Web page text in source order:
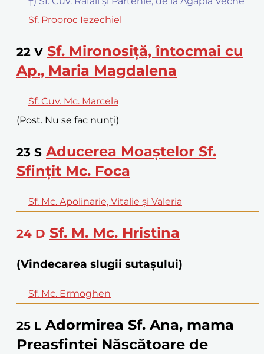
Sf. Prooroc Iezechiel
22 V Sf. Mironosiță, întocmai cu
Ap., Maria Magdalena
Sf. Cuv. Mc. Marcela
(Post. Nu se fac nunți)
23 S Aducerea Moaștelor Sf.
Sfințit Mc. Foca
Sf. Mc. Apolinarie, Vitalie și Valeria
24 D Sf. M. Mc. Hristina
(Vindecarea slugii sutașului)
Sf. Mc. Ermoghen
25 L Adormirea Sf. Ana, mama
Preasfintei Născătoare de